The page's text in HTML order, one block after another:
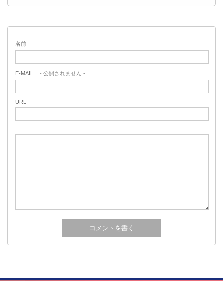
名前
E-MAIL - 公開されません -
URL